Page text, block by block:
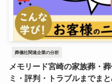
葬儀社関連企業の分析
メモリード宮崎の家族葬・
ミ・評判・トラブルまでまと